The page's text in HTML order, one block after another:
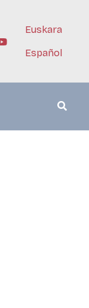
Euskara
Español